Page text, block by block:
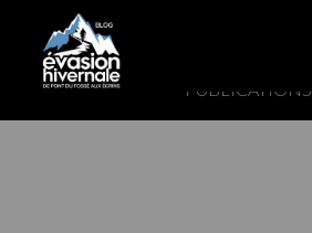
PUBLICATIONS